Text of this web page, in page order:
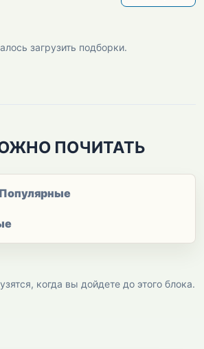
загрузить подборки.
ПОЧИТАТЬ
Популярные
когда вы дойдете до этого блока.